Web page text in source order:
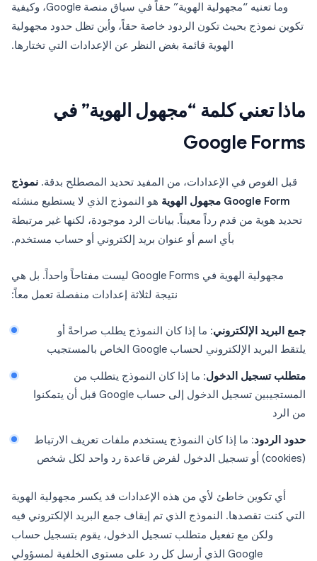
وما تعنيه “مجهولية الهوية” حقاً في سياق منصة Google، وكيفية
تكوين نموذج بحيث تكون الردود خاصة حقاً، وأين تظل حدود مجهولية
الهوية قائمة بغض النظر عن الإعدادات التي تختارها.
ماذا تعني كلمة “مجهول الهوية” في
Google Forms
قبل الغوص في الإعدادات، من المفيد تحديد المصطلح بدقة. نموذج
Google Form مجهول الهوية
هو النموذج الذي لا يستطيع منشئه
تحديد هوية من قدم رداً معيناً. بيانات الرد موجودة، لكنها غير مرتبطة
بأي اسم أو عنوان بريد إلكتروني أو حساب مستخدم.
مجهولية الهوية في Google Forms ليست مفتاحاً واحداً. بل هي
نتيجة لثلاثة إعدادات منفصلة تعمل معاً:
جمع البريد الإلكتروني: ما إذا كان النموذج يطلب صراحةً أو
يلتقط البريد الإلكتروني لحساب Google الخاص بالمستجيب
متطلب تسجيل الدخول: ما إذا كان النموذج يتطلب من
المستجيبين تسجيل الدخول إلى حساب Google قبل أن يتمكنوا
من الرد
حدود الردود: ما إذا كان النموذج يستخدم ملفات تعريف الارتباط
(cookies) أو تسجيل الدخول لفرض قاعدة رد واحد لكل شخص
أي تكوين خاطئ لأي من هذه الإعدادات قد يكسر مجهولية الهوية
التي كنت تقصدها. النموذج الذي تم إيقاف جمع البريد الإلكتروني فيه
ولكن مع تفعيل متطلب تسجيل الدخول، يقوم بتسجيل حساب
Google الذي أرسل كل رد على مستوى الخلفية لمسؤولي